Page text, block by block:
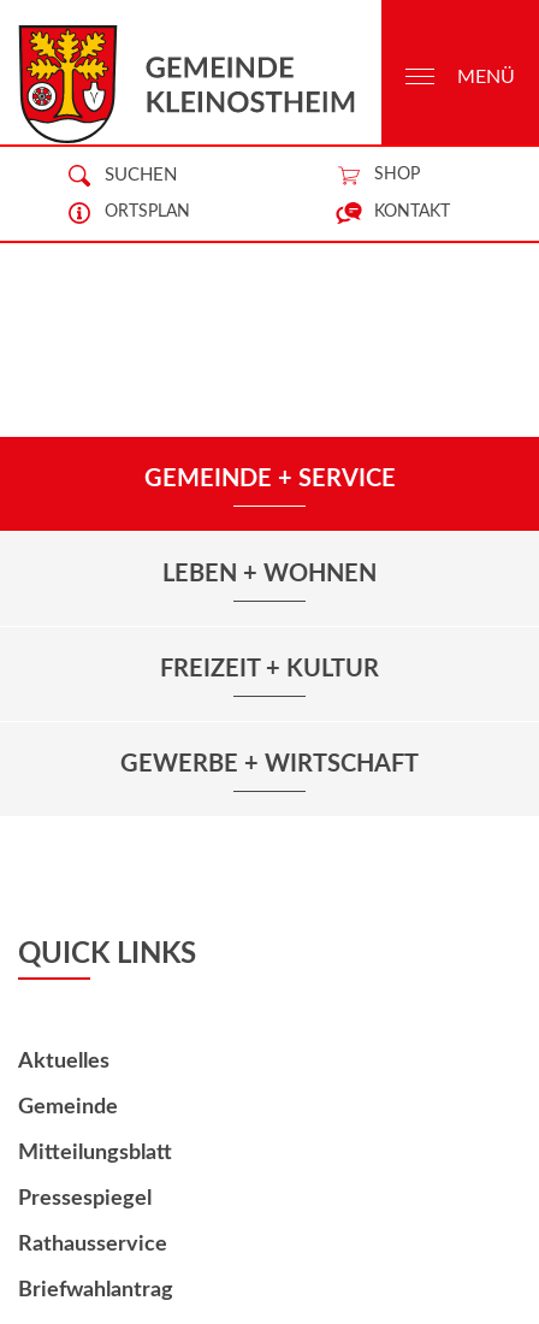
SUCHEN SHOP
ORTSPLAN KONTAKT
MENÜ
GEMEINDE + SERVICE
LEBEN + WOHNEN
FREIZEIT + KULTUR
GEWERBE + WIRTSCHAFT
QUICK LINKS
Aktuelles
Gemeinde
Mitteilungsblatt
Pressespiegel
Rathausservice
Briefwahlantrag